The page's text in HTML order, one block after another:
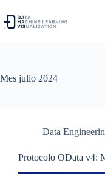
contenido
Mes julio 2024
Data
Protocolo OData v4: